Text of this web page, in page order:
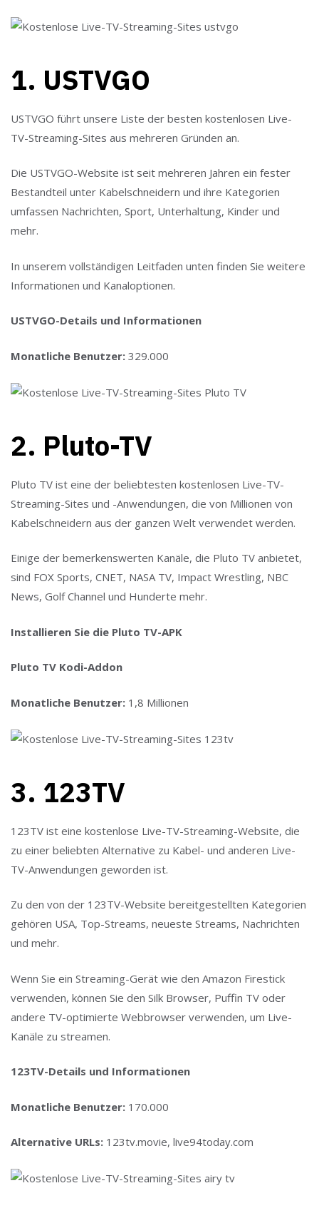
1. USTVGO
USTVGO führt unsere Liste der besten kostenlosen Live-
TV-Streaming-Sites aus mehreren Gründen an.
Die USTVGO-Website ist seit mehreren Jahren ein fester
Bestandteil unter Kabelschneidern und ihre Kategorien
umfassen Nachrichten, Sport, Unterhaltung, Kinder und
mehr.
In unserem vollständigen Leitfaden unten finden Sie weitere
Informationen und Kanaloptionen.
USTVGO-Details und Informationen
Monatliche Benutzer: 329.000
2. Pluto-TV
Pluto TV ist eine der beliebtesten kostenlosen Live-TV-
Streaming-Sites und -Anwendungen, die von Millionen von
Kabelschneidern aus der ganzen Welt verwendet werden.
Einige der bemerkenswerten Kanäle, die Pluto TV anbietet,
sind FOX Sports, CNET, NASA TV, Impact Wrestling, NBC
News, Golf Channel und Hunderte mehr.
Installieren Sie die Pluto TV-APK
Pluto TV Kodi-Addon
Monatliche Benutzer: 1,8 Millionen
3. 123TV
123TV ist eine kostenlose Live-TV-Streaming-Website, die
zu einer beliebten Alternative zu Kabel- und anderen Live-
TV-Anwendungen geworden ist.
Zu den von der 123TV-Website bereitgestellten Kategorien
gehören USA, Top-Streams, neueste Streams, Nachrichten
und mehr.
Wenn Sie ein Streaming-Gerät wie den Amazon Firestick
verwenden, können Sie den Silk Browser, Puffin TV oder
andere TV-optimierte Webbrowser verwenden, um Live-
Kanäle zu streamen.
123TV-Details und Informationen
Monatliche Benutzer: 170.000
Alternative URLs: 123tv.movie, live94today.com